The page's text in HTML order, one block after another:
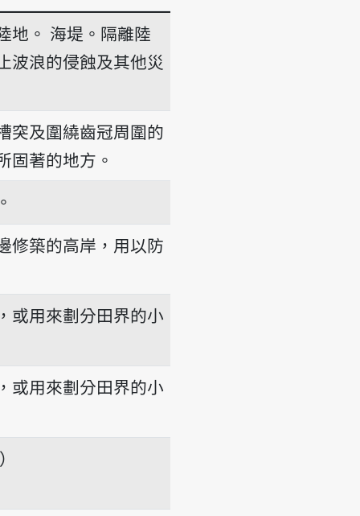
地。 海堤。隔離陸
波浪的侵蝕及其他災
突及圍繞齒冠周圍的
固著的地方。
修築的高岸，用以防
或用來劃分田界的小
或用來劃分田界的小